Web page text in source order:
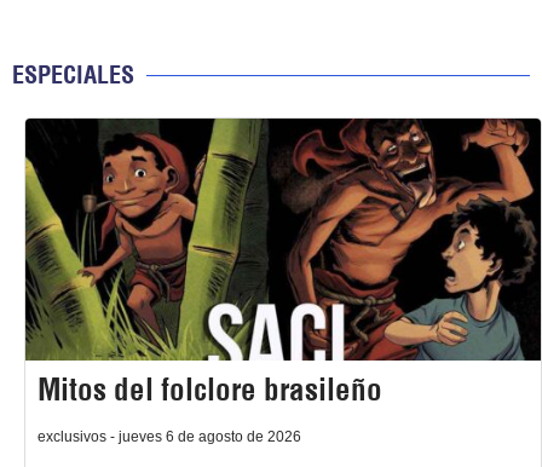
ESPECIALES
Mitos del folclore brasileño
exclusivos - jueves 6 de agosto de 2026